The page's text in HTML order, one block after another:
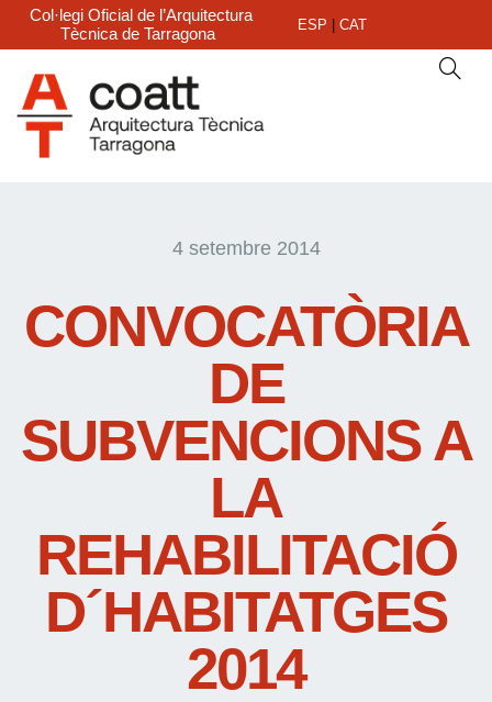
Col·legi Oficial de l’Arquitectura
Tècnica de Tarragona
ESP CAT
4 setembre 2014
CONVOCATÒRIA
DE
SUBVENCIONS A
LA
REHABILITACIÓ
D´HABITATGES
2014